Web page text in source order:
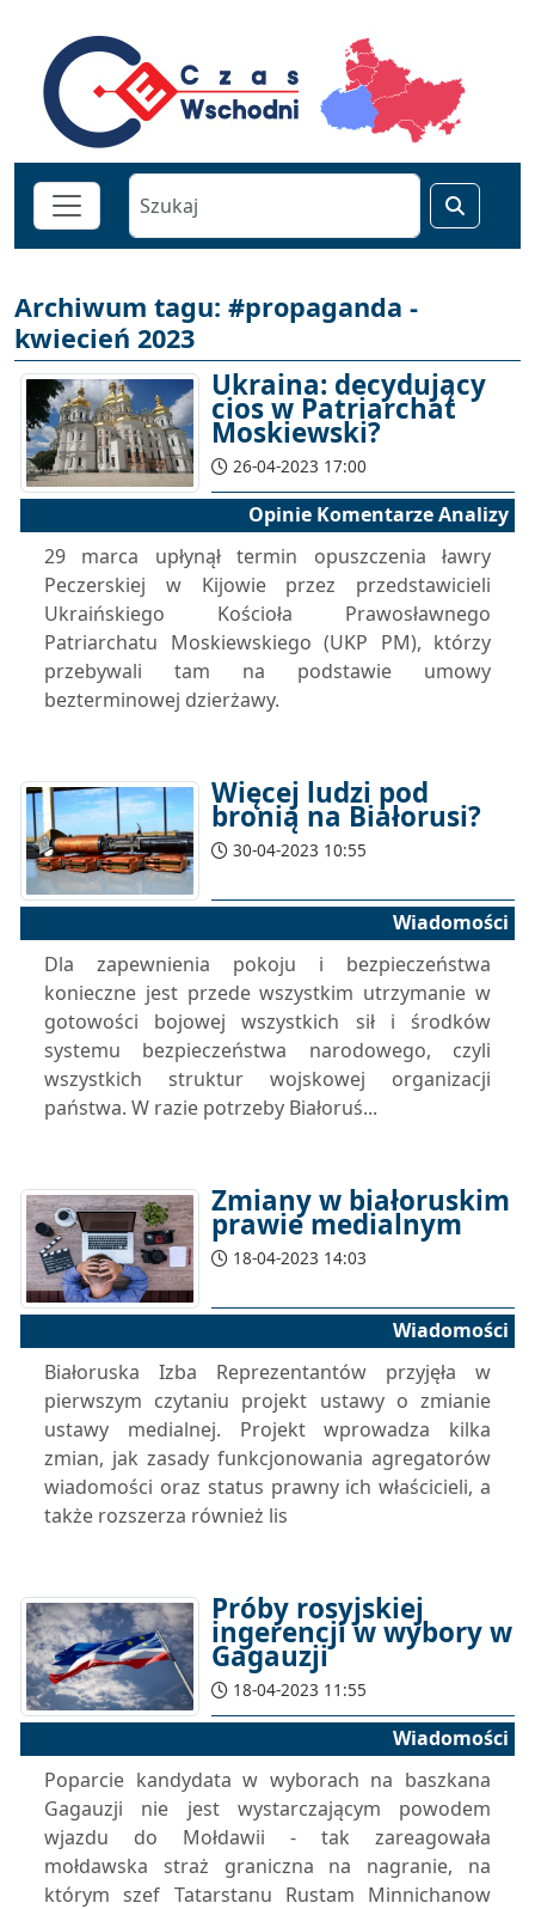
Archiwum tagu: #propaganda -
kwiecień 2023
Ukraina: decydujący
cios w Patriarchat
Moskiewski?
26-04-2023 17:00
Opinie Komentarze Analizy
29 marca upłynął termin opuszczenia ławry
Peczerskiej w Kijowie przez przedstawicieli
Ukraińskiego Kościoła Prawosławnego
Patriarchatu Moskiewskiego (UKP PM), którzy
przebywali tam na podstawie umowy
bezterminowej dzierżawy.
Więcej ludzi pod
bronią na Białorusi?
30-04-2023 10:55
Wiadomości
Dla zapewnienia pokoju i bezpieczeństwa
konieczne jest przede wszystkim utrzymanie w
gotowości bojowej wszystkich sił i środków
systemu bezpieczeństwa narodowego, czyli
wszystkich struktur wojskowej organizacji
państwa. W razie potrzeby Białoruś...
Zmiany w białoruskim
prawie medialnym
18-04-2023 14:03
Wiadomości
Białoruska Izba Reprezentantów przyjęła w
pierwszym czytaniu projekt ustawy o zmianie
ustawy medialnej. Projekt wprowadza kilka
zmian, jak zasady funkcjonowania agregatorów
wiadomości oraz status prawny ich właścicieli, a
także rozszerza również lis
Próby rosyjskiej
ingerencji w wybory w
Gagauzji
18-04-2023 11:55
Wiadomości
Poparcie kandydata w wyborach na baszkana
Gagauzji nie jest wystarczającym powodem
wjazdu do Mołdawii - tak zareagowała
mołdawska straż graniczna na nagranie, na
którym szef Tatarstanu Rustam Minnichanow